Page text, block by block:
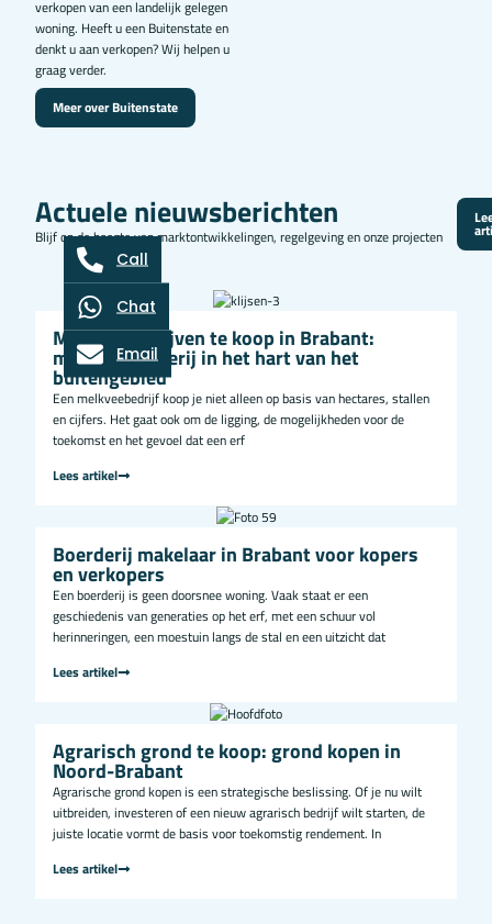
verkopen van een landelijk gelegen
woning. Heeft u een Buitenstate en
denkt u aan verkopen? Wij helpen u
graag verder.
Meer over Buitenstate
Actuele nieuwsberichten
Blijf op de hoogte van marktontwikkelingen, regelgeving en onze projecten
Melkveebedrijven te koop in Brabant:
melkveehouderij in het hart van het
buitengebied
Een melkveebedrijf koop je niet alleen op basis van hectares, stallen
en cijfers. Het gaat ook om de ligging, de mogelijkheden voor de
toekomst en het gevoel dat een erf
Lees artikel
Boerderij makelaar in Brabant voor kopers
en verkopers
Een boerderij is geen doorsnee woning. Vaak staat er een
geschiedenis van generaties op het erf, met een schuur vol
herinneringen, een moestuin langs de stal en een uitzicht dat
Lees artikel
Agrarisch grond te koop: grond kopen in
Noord-Brabant
Agrarische grond kopen is een strategische beslissing. Of je nu wilt
uitbreiden, investeren of een nieuw agrarisch bedrijf wilt starten, de
juiste locatie vormt de basis voor toekomstig rendement. In
Lees artikel
Call
Chat
Email